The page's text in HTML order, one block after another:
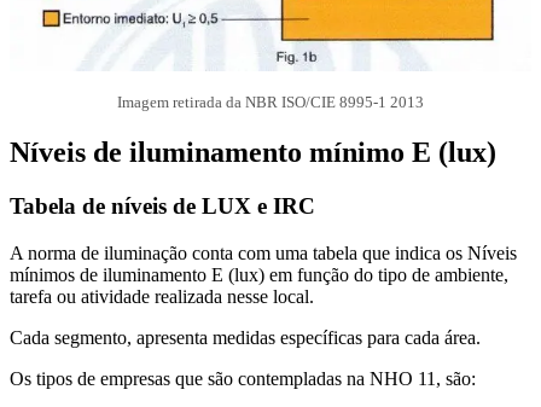
Imagem retirada da NBR ISO/CIE 8995-1 2013
Níveis de iluminamento mínimo E (lux)
Tabela de níveis de LUX e IRC
A norma de iluminação conta com uma tabela que indica os Níveis
mínimos de iluminamento E (lux) em função do tipo de ambiente,
tarefa ou atividade realizada nesse local.
Cada segmento, apresenta medidas específicas para cada área.
Os tipos de empresas que são contempladas na NHO 11, são: